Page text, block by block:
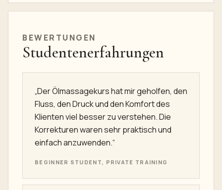
BEWERTUNGEN
Studentenerfahrungen
„Der Ölmassagekurs hat mir geholfen, den
Fluss, den Druck und den Komfort des
Klienten viel besser zu verstehen. Die
Korrekturen waren sehr praktisch und
einfach anzuwenden.“
BEGINNER STUDENT, PRIVATE TRAINING